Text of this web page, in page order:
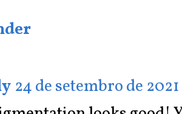
24 de setembro de